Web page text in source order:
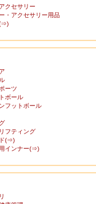
クセサリー
・アクセサリー用品
ーツ
ボール
フットボール
フティング
(⇒)
インナー(⇒)